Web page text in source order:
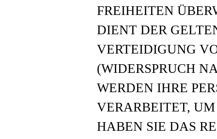
FREIHEITEN
DIENT DER
VERTEIDIGUNG
(WIDERSPRUCH
WERDEN IHRE
VERARBEITET,
HABEN SIE DAS